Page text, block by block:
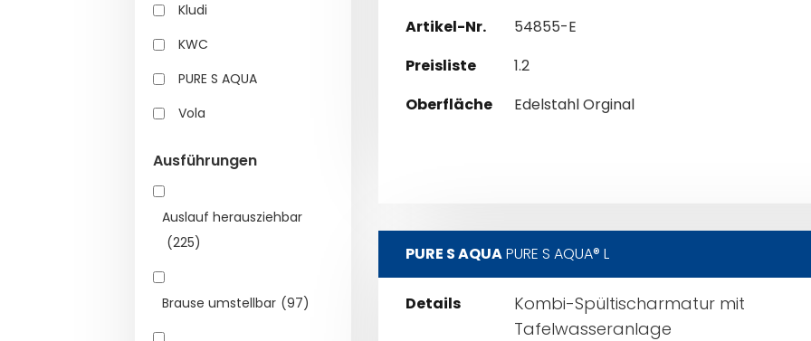
Kludi
KWC
PURE S AQUA
Vola
Ausführungen
Auslauf herausziehbar
(225)
Brause umstellbar (97)
Artikel-Nr.
54855-E
Preisliste
1.2
Oberfläche
Edelstahl Orginal
PURE S AQUAPURE S AQUA® L
Details
Kombi-Spültischarmatur mit
Tafelwasseranlage